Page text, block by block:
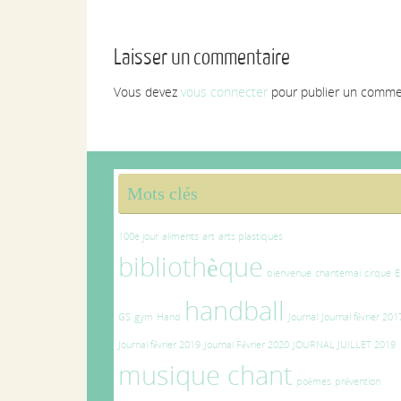
Laisser un commentaire
Vous devez vous connecter pour publier un
Mots clés
100e jour aliments art arts plastiques
bibliothèque bienvenue chantemai cirque
GS gym Hand handball Journal Journal février
Journal février 2019 Journal Février 2020 JOURNAL JUILLET 2019
musique chant poèmes prévention